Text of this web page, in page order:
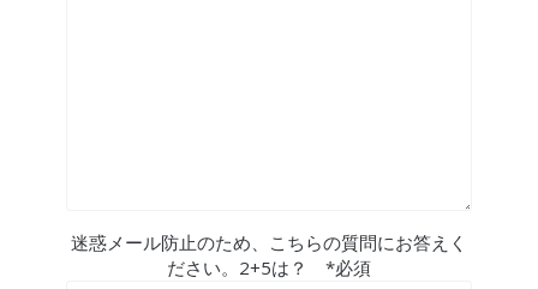
迷惑メール防止のため、こちらの質問にお答えく
ださい。2+5は？ *必須